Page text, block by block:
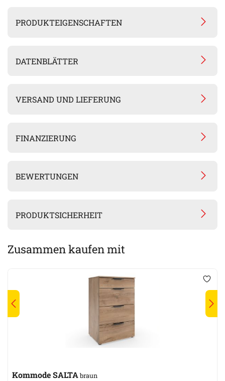
PRODUKTEIGENSCHAFTEN
DATENBLÄTTER
VERSAND UND LIEFERUNG
FINANZIERUNG
BEWERTUNGEN
PRODUKTSICHERHEIT
Zusammen kaufen mit
Kommode SALTAbraun